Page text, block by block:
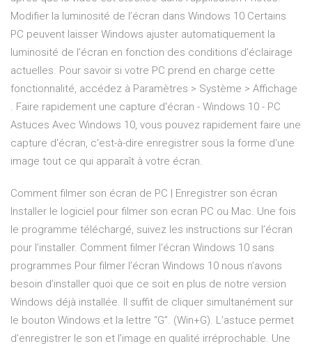
Modifier la luminosité de l’écran dans Windows 10 Certains
PC peuvent laisser Windows ajuster automatiquement la
luminosité de l’écran en fonction des conditions d’éclairage
actuelles. Pour savoir si votre PC prend en charge cette
fonctionnalité, accédez à Paramètres > Système > Affichage
. Faire rapidement une capture d'écran - Windows 10 - PC
Astuces Avec Windows 10, vous pouvez rapidement faire une
capture d'écran, c’est-à-dire enregistrer sous la forme d'une
image tout ce qui apparaît à votre écran.
Comment filmer son écran de PC | Enregistrer son écran
Installer le logiciel pour filmer son ecran PC ou Mac. Une fois
le programme téléchargé, suivez les instructions sur l’écran
pour l’installer. Comment filmer l'écran Windows 10 sans
programmes Pour filmer l’écran Windows 10 nous n’avons
besoin d’installer quoi que ce soit en plus de notre version
Windows déjà installée. Il suffit de cliquer simultanément sur
le bouton Windows et la lettre “G”. (Win+G). L’astuce permet
d’enregistrer le son et l’image en qualité irréprochable. Une